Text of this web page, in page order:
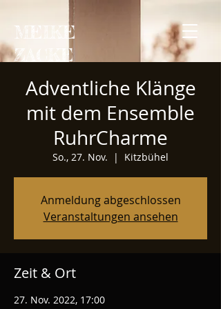
MEIKE
ZACKE
Adventliche Klänge
mit dem Ensemble
RuhrCharme
So., 27. Nov.
  |
Kitzbühel
Anmeldung abgeschlossen
Veranstaltungen ansehen
Zeit & Ort
27. Nov. 2022, 17:00